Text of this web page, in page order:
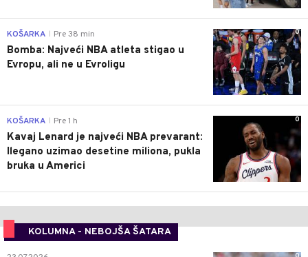
0
KOŠARKA Pre 38 min
Bomba: Najveći NBA atleta stigao u
Evropu, ali ne u Evroligu
0
KOŠARKA Pre 1 h
Kavaj Lenard je najveći NBA prevarant:
Ilegano uzimao desetine miliona, pukla
bruka u Americi
KOLUMNA - NEBOJŠA ŠATARA